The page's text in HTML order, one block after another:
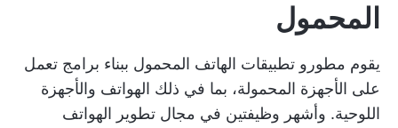
المحمول
يقوم مطورو تطبيقات الهاتف المحمول ببناء برامج تعمل
على الأجهزة المحمولة، بما في ذلك الهواتف والأجهزة
اللوحية. وأشهر وظيفتين في مجال تطوير الهواتف